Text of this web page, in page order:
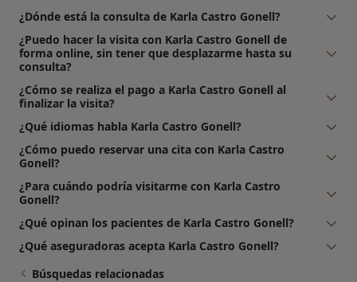
¿Dónde está la consulta de Karla Castro Gonell?
¿Puedo hacer la visita con Karla Castro Gonell de
forma online, sin tener que desplazarme hasta su
consulta?
¿Cómo se realiza el pago a Karla Castro Gonell al
finalizar la visita?
¿Qué idiomas habla Karla Castro Gonell?
¿Cómo puedo reservar una cita con Karla Castro
Gonell?
¿Para cuándo podría visitarme con Karla Castro
Gonell?
¿Qué opinan los pacientes de Karla Castro Gonell?
¿Qué aseguradoras acepta Karla Castro Gonell?
Búsquedas relacionadas